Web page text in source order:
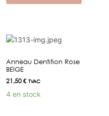
Anneau Dentition Rose
BEIGE
21,50€ TVAC
4 en stock